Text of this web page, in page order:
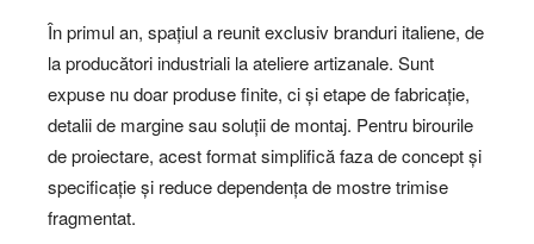
În primul an, spațiul a reunit exclusiv branduri italiene, de
la producători industriali la ateliere artizanale. Sunt
expuse nu doar produse finite, ci și etape de fabricație,
detalii de margine sau soluții de montaj. Pentru birourile
de proiectare, acest format simplifică faza de concept și
specificație și reduce dependența de mostre trimise
fragmentat.